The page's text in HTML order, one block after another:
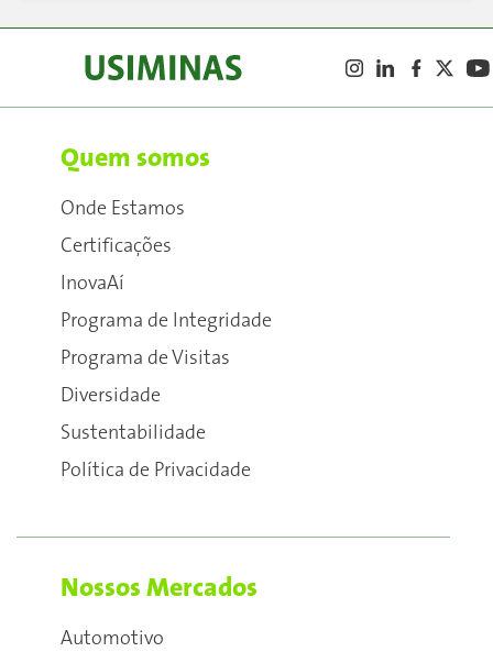
Quem somos
Onde Estamos
Certificações
InovaAí
Programa de Integridade
Programa de Visitas
Diversidade
Sustentabilidade
Política de Privacidade
Nossos Mercados
Automotivo